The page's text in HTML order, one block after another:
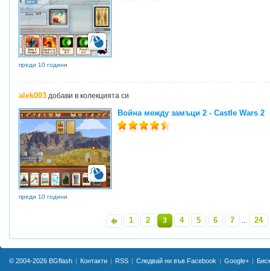
преди 10 години
alek003 добави в колекцията си
Война между замъци 2 - Castle Wars 2
преди 10 години
1 2 3 4 5 6 7 ... 24»
© 2004-2026 BGflash Контакти RSS Следвай ни във Facebook Google+